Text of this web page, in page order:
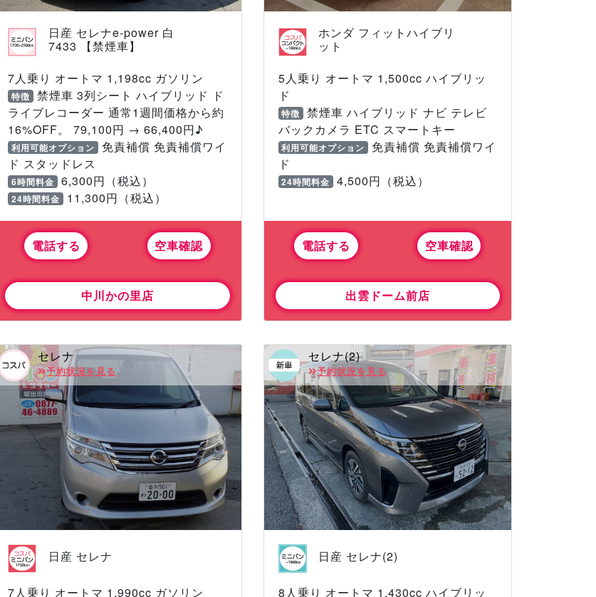
日産 セレナe-power 白
7433 【禁煙車】
7人乗り オートマ 1,198cc ガソリン
特徴 禁煙車 3列シート ハイブリッド ド
ライブレコーダー 通常1週間価格から約
16%OFF。 79,100円 → 66,400円♪
利用可能オプション 免責補償 免責補償ワイ
ド スタッドレス
6時間料金 6,300円（税込）
24時間料金 11,300円（税込）
電話する 空車確認
中川かの里店
ホンダ フィットハイブリ
ット
5人乗り オートマ 1,500cc ハイブリッ
ド
特徴
禁煙車 ハイブリッド ナビ テレビ
バックカメラ ETC スマートキー
利用可能オプション
免責補償 免責補償ワイ
ド
24時間料金 4,500円（税込）
電話する 空車確認
出雲ドーム前店
セレナ
予約状況を見る
日産 セレナ
7人乗り オートマ 1,990cc ガソリン
セレナ(2)
予約状況を見る
日産 セレナ(2)
8人乗り オートマ 1,430cc ハイブリッ